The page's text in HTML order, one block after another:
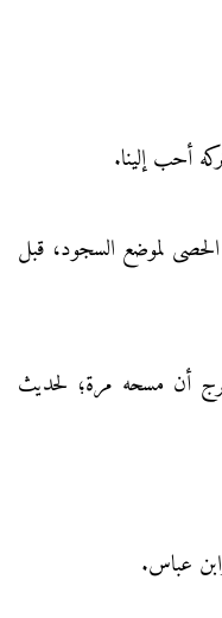
أحب إلينا.
لموضع السجود، قبل
أن مسحه مرة؛ لحديث
عباس.